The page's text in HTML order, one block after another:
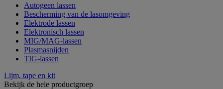
Autogeen lassen
Bescherming van de lasomgeving
Elektrode lassen
Elektronisch lassen
MIG/MAG-lassen
Plasmasnijden
TIG-lassen
Lijm, tape en kit
Bekijk de hele productgroep